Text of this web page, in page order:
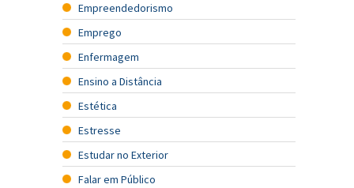
Empreendedorismo
Emprego
Enfermagem
Ensino a Distância
Estética
Estresse
Estudar no Exterior
Falar em Público